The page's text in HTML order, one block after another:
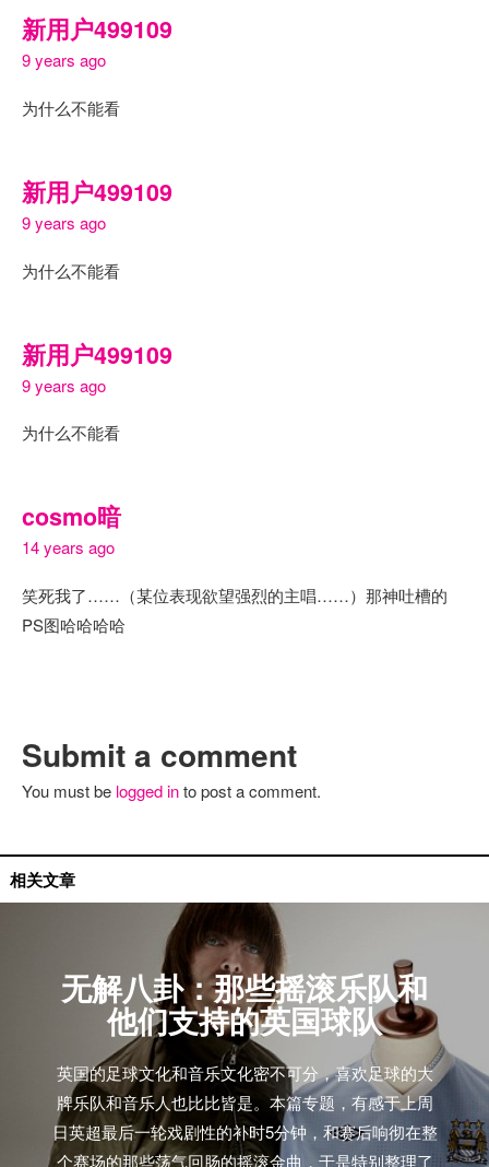
新用户499109
9 years ago
为什么不能看
新用户499109
9 years ago
为什么不能看
新用户499109
9 years ago
为什么不能看
cosmo暗
14 years ago
笑死我了……（某位表现欲望强烈的主唱……）那神吐槽的
PS图哈哈哈哈
Submit a comment
You must be logged into post a comment.
相关文章
无解八卦：那些摇滚乐队和
他们支持的英国球队
英国的足球文化和音乐文化密不可分，喜欢足球的大
牌乐队和音乐人也比比皆是。本篇专题，有感于上周
日英超最后一轮戏剧性的补时5分钟，和赛后响彻在整
个赛场的那些荡气回肠的摇滚金曲，于是特别整理了
无解专题